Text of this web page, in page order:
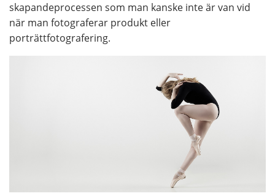
skapandeprocessen som man kanske inte är van vid
när man fotograferar produkt eller
porträttfotografering.